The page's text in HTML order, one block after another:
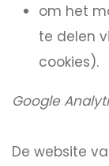
om het
te delen
cookies).
Google
De website